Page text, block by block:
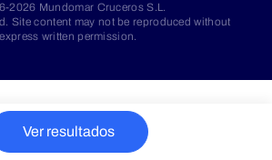
Ver resultados
2026 Mundomar Cruceros S.L.
Site content may not be reproduced without
express written permission.